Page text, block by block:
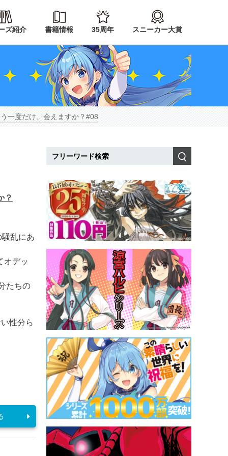
ズ紹介 書籍情報 35周年 スニーカー大賞
一度だけ、会えますか？#08
？
乱にあ
オデッ
たちの
性分ら